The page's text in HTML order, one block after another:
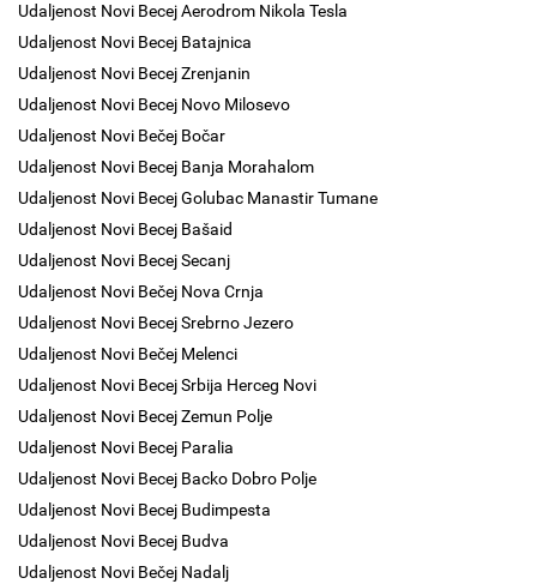
Udaljenost Novi Becej Aerodrom Nikola Tesla
Udaljenost Novi Becej Batajnica
Udaljenost Novi Becej Zrenjanin
Udaljenost Novi Becej Novo Milosevo
Udaljenost Novi Bečej Bočar
Udaljenost Novi Becej Banja Morahalom
Udaljenost Novi Becej Golubac Manastir Tumane
Udaljenost Novi Becej Bašaid
Udaljenost Novi Becej Secanj
Udaljenost Novi Bečej Nova Crnja
Udaljenost Novi Becej Srebrno Jezero
Udaljenost Novi Bečej Melenci
Udaljenost Novi Becej Srbija Herceg Novi
Udaljenost Novi Becej Zemun Polje
Udaljenost Novi Becej Paralia
Udaljenost Novi Becej Backo Dobro Polje
Udaljenost Novi Becej Budimpesta
Udaljenost Novi Becej Budva
Udaljenost Novi Bečej Nadalj